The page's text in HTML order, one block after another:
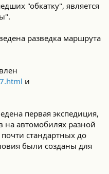
"обкатку", является
разведка маршрута
и
первая экспедиция,
на автомобилях разной
стандартных до
были созданы для